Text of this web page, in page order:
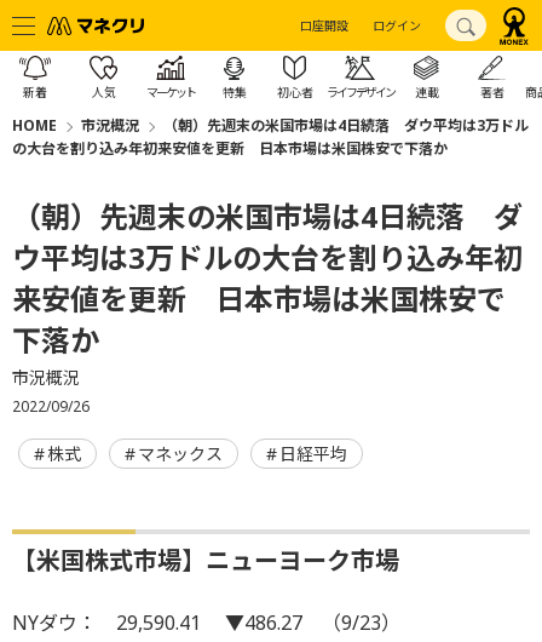
口座開設 ログイン
新着 人気 マーケット 特集 初心者 ライフデザイン 連載 著者 商
HOME 市況概況
（朝）先週末の米国市場は4日続落 ダウ平均は3万ドル
の大台を割り込み年初来安値を更新 日本市場は米国株安で下落か
（朝）先週末の米国市場は4日続落 ダ
ウ平均は3万ドルの大台を割り込み年初
来安値を更新 日本市場は米国株安で
下落か
市況概況
2022/09/26
株式 マネックス 日経平均
【米国株式市場】ニューヨーク市場
NYダウ： 29,590.41 ▼486.27 （9/23）